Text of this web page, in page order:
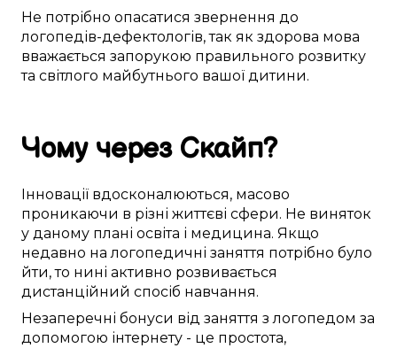
Не потрібно опасатися звернення до
логопедів-дефектологів,так як здорова мова
вважається запорукою правильного розвитку
та світлого майбутнього вашої дитини.
Чому через Скайп?
Інновації вдосконалюються, масово
проникаючи в різні життєві сфери. Не виняток
у даному плані освіта і медицина. Якщо
недавно налогопедичні заняття потрібно було
йти, то нині активно розвивається
дистанційний спосіб навчання.
Незаперечні бонуси від заняття з логопедом за
допомогою інтернету - це простота,